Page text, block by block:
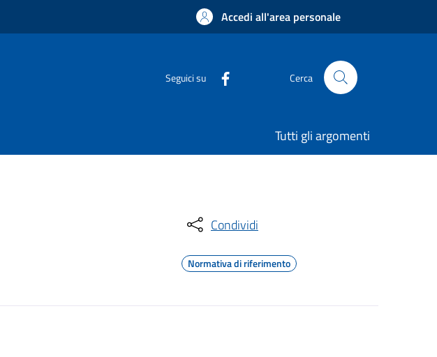
Accedi all'area personale
Seguici su Cerca
Tutti gli argomenti
Condividi
Normativa di riferimento